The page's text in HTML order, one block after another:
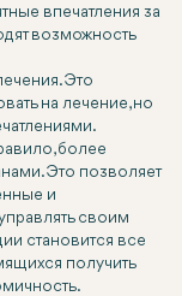
впечатления за
возможность
Это
на лечение, но
более
Это позволяет
и
своим
становится все
получить